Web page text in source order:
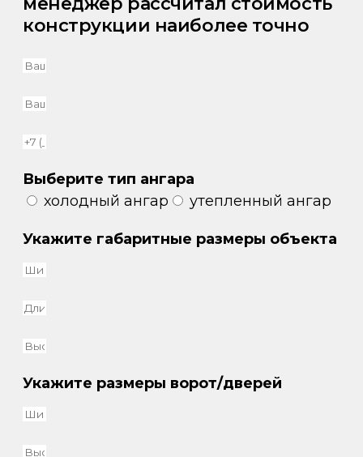
конструкции наиболее точно
Выберите тип ангара
холодный ангар
утепленный ангар
Укажите габаритные размеры объекта
Укажите размеры ворот/дверей